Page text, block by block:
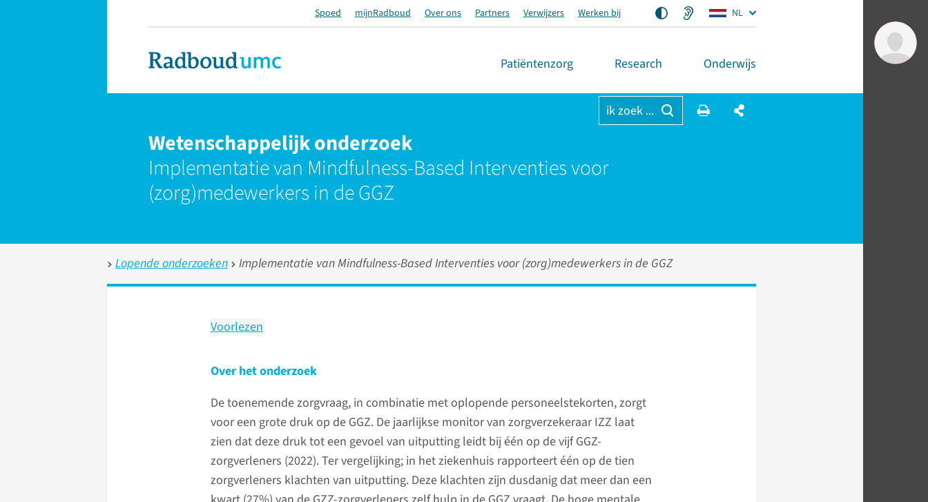
Spoed mijnRadboud Over ons Partners Verwijzers Werken bij NL
Patiëntenzorg Research Onderwijs
ik zoek ...
Wetenschap­pelijk onderzoek
Implementatie van Mindfulness-Based Interventies voor
(zorg)medewerkers in de GGZ
Lopende onderzoeken Implementatie van Mindfulness-Based Interventies voor (zorg)medewerkers in de GGZ
Voorlezen
Over het onderzoek
De toenemende zorgvraag, in combinatie met oplopende personeelstekorten, zorgt
voor een grote druk op de GGZ. De jaarlijkse monitor van zorgverzekeraar IZZ laat
zien dat deze druk tot een gevoel van uitputting leidt bij één op de vijf GGZ-
zorgverleners (2022). Ter vergelijking; in het ziekenhuis rapporteert één op de tien
zorgverleners klachten van uitputting. Deze klachten zijn dusdanig dat meer dan een